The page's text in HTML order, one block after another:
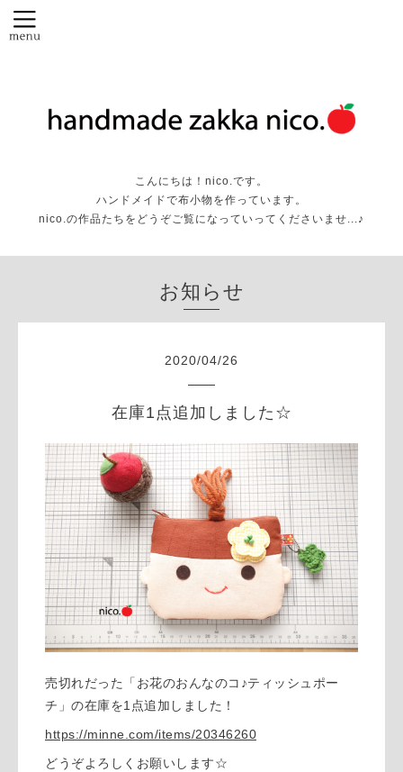
こんにちは！nico.です。
ハンドメイドで布小物を作っています。
nico.の作品たちをどうぞご覧になっていってくださいませ...♪
お知らせ
2020/04/26
在庫1点追加しました☆
売切れだった「お花のおんなのコ♪ティッシュポー
チ」の在庫を1点追加しました！
https://minne.com/items/20346260
どうぞよろしくお願いします☆